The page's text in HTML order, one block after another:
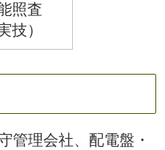
照査
技）
管理会社、配電盤・